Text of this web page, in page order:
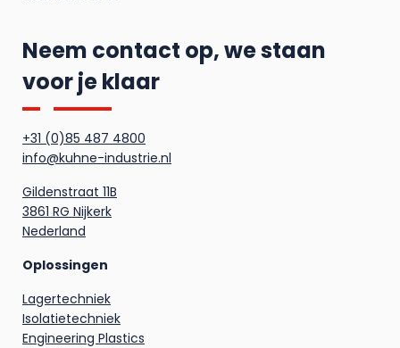
Neem contact op, we staan
voor je klaar
+31 (0)85 487 4800
info@kuhne-industrie.nl
Gildenstraat 11B
3861 RG Nijkerk
Nederland
Oplossingen
Lagertechniek
Isolatietechniek
Engineering Plastics